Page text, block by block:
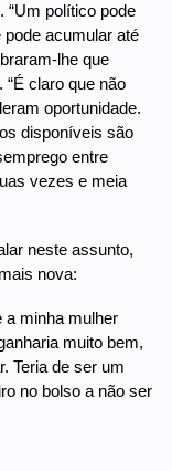
“Um político pode
acumular até
lhe que
claro que não
oportunidade.
disponíveis são
entre
vezes e meia
neste assunto,
nova:
minha mulher
muito bem,
Teria de ser um
no bolso a não ser